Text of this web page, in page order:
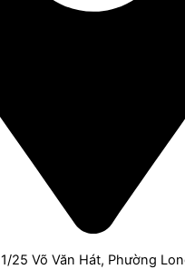
1/25 Võ Văn Hát, Phường